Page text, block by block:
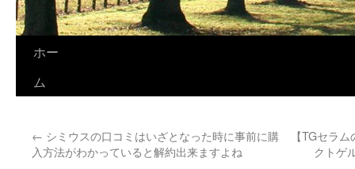
ホー
ム
← シミウスの口コミはいざとなった時に事前に購
入方法がわかっていると解約出来ますよね
【TGセラ
クトゲ